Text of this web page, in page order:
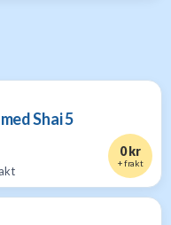
Shai 5
0 kr
+ frakt